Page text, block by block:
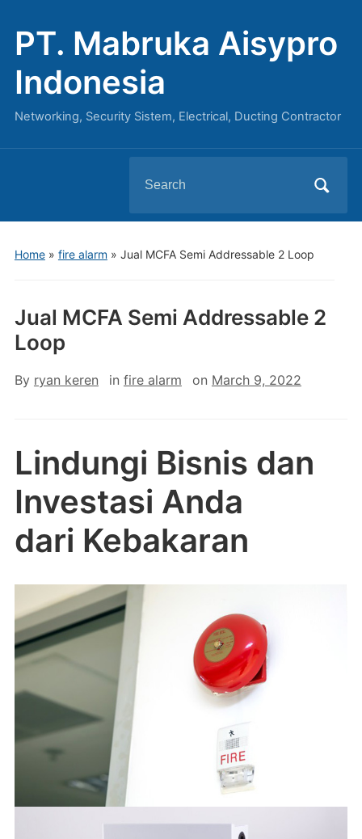
PT. Mabruka Aisypro
Indonesia
Networking, Security Sistem, Electrical, Ducting Contractor
for:
Home» fire alarm » Jual MCFA Semi Addressable 2 Loop
Jual MCFA Semi Addressable 2
Loop
By ryan keren in fire alarm on March 9, 2022
Lindungi Bisnis dan
Investasi Anda
dari Kebakaran